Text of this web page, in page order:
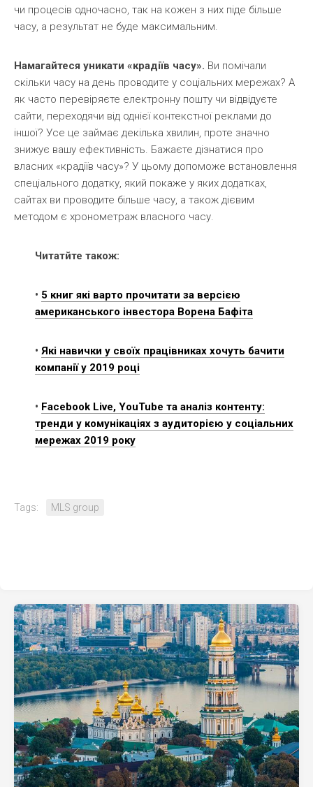
чи процесів одночасно, так на кожен з них піде більше
часу, а результат не буде максимальним.
Намагайтеся уникати «крадіїв часу». Ви помічали
скільки часу на день проводите у соціальних мережах? А
як часто перевіряєте електронну пошту чи відвідуєте
сайти, переходячи від однієї контекстної реклами до
іншої? Усе це займає декілька хвилин, проте значно
знижує вашу ефективність. Бажаєте дізнатися про
власних «крадіїв часу»? У цьому допоможе встановлення
спеціального додатку, який покаже у яких додатках,
сайтах ви проводите більше часу, а також дієвим
методом є хронометраж власного часу.
Читатйте також:
• 5 книг які варто прочитати за версією
американського інвестора Ворена Бафіта
• Які навички у своїх працівниках хочуть бачити
компанії у 2019 році
• Facebook Live, YouTube та аналіз контенту:
тренди у комунікаціях з аудиторією у соціальних
мережах 2019 року
Tags: MLS group